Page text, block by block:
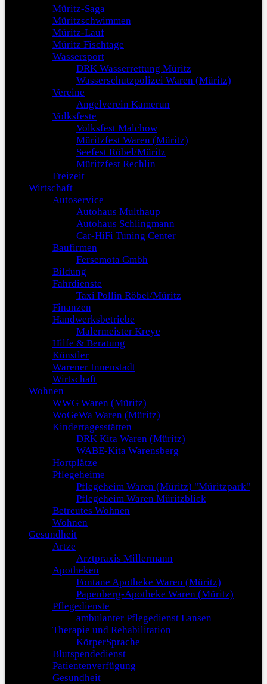
Müritz-Saga
Müritzschwimmen
Müritz-Lauf
Müritz Fischtage
Wassersport
DRK Wasserrettung Müritz
Wasserschutzpolizei Waren (Müritz)
Vereine
Angelverein Kamerun
Volksfeste
Volksfest Malchow
Müritzfest Waren (Müritz)
Seefest Röbel/Müritz
Müritzfest Rechlin
Freizeit
Wirtschaft
Autoservice
Autohaus Multhaup
Autohaus Schlingmann
Car-HiFi Tuning Center
Baufirmen
Fersemota Gmbh
Bildung
Fahrdienste
Taxi Pollin Röbel/Müritz
Finanzen
Handwerksbetriebe
Malermeister Kreye
Hilfe & Beratung
Künstler
Warener Innenstadt
Wirtschaft
Wohnen
WWG Waren (Müritz)
WoGeWa Waren (Müritz)
Kindertagesstätten
DRK Kita Waren (Müritz)
WABE-Kita Warensberg
Hortplätze
Pflegeheime
Pflegeheim Waren (Müritz) "Müritzpark"
Pflegeheim Waren Müritzblick
Betreutes Wohnen
Wohnen
Gesundheit
Ärtze
Arztpraxis Millermann
Apotheken
Fontane Apotheke Waren (Müritz)
Papenberg-Apotheke Waren (Müritz)
Pflegedienste
ambulanter Pflegedienst Lansen
Therapie und Rehabilitation
KörperSprache
Blutspendedienst
Patientenverfügung
Gesundheit